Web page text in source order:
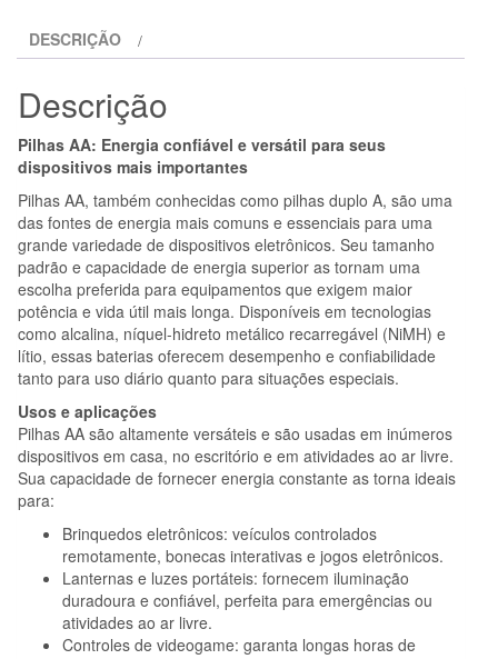
DE
DURAÇÃO
LR6
DESCRIÇÃO
Descrição
Pilhas AA: Energia confiável e versátil para seus
dispositivos mais importantes
Pilhas AA, também conhecidas como pilhas duplo A, são uma
das fontes de energia mais comuns e essenciais para uma
grande variedade de dispositivos eletrônicos. Seu tamanho
padrão e capacidade de energia superior as tornam uma
escolha preferida para equipamentos que exigem maior
potência e vida útil mais longa. Disponíveis em tecnologias
como alcalina, níquel-hidreto metálico recarregável (NiMH) e
lítio, essas baterias oferecem desempenho e confiabilidade
tanto para uso diário quanto para situações especiais.
Usos e aplicações
Pilhas AA são altamente versáteis e são usadas em inúmeros
dispositivos em casa, no escritório e em atividades ao ar livre.
Sua capacidade de fornecer energia constante as torna ideais
para:
Brinquedos eletrônicos: veículos controlados
remotamente, bonecas interativas e jogos eletrônicos.
Lanternas e luzes portáteis: fornecem iluminação
duradoura e confiável, perfeita para emergências ou
atividades ao ar livre.
Controles de videogame: garanta longas horas de